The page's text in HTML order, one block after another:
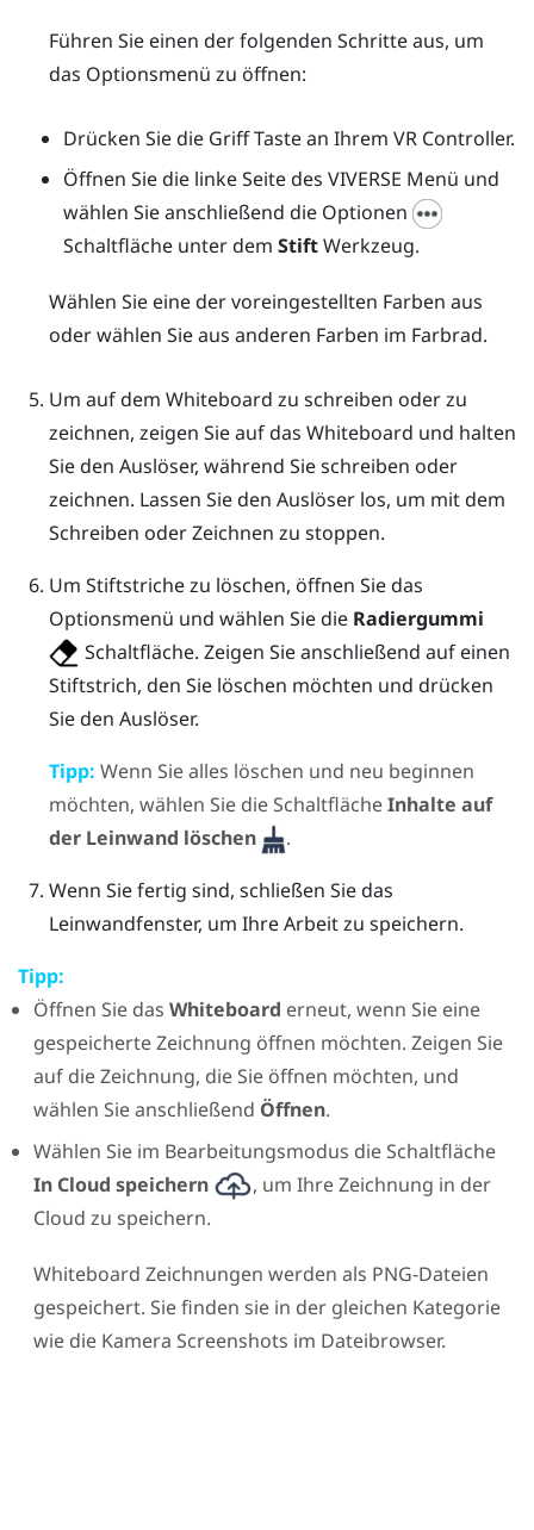
Führen Sie einen der folgenden Schritte aus, um
das Optionsmenü zu öffnen:
Drücken Sie die GriffTaste an Ihrem VR Controller.
Öffnen Sie die linke Seite desVIVERSE Menü und
wählen Sie anschließend die Optionen
Schaltfläche unter demStiftWerkzeug.
Wählen Sie eine der voreingestellten Farben aus
oder wählen Sie aus anderen Farben im Farbrad.
Um auf dem Whiteboard zu schreiben oder zu
zeichnen, zeigen Sie auf das Whiteboard und halten
Sie den Auslöser, während Sie schreiben oder
zeichnen. Lassen Sie den Auslöserlos, um mit dem
Schreiben oder Zeichnen zu stoppen.
Um Stiftstriche zu löschen, öffnen Sie das
Optionsmenü und wählen Sie die Radiergummi
Schaltfläche. Zeigen Sie anschließend auf einen
Stiftstrich, den Sie löschen möchten und drücken
Sie den Auslöser.
Tipp: Wenn Sie alles löschen und neu beginnen
möchten, wählen Sie die SchaltflächeInhalte auf
der Leinwand löschen
.
Wenn Sie fertig sind, schließen Sie das
Leinwandfenster, um Ihre Arbeit zu speichern.
Tipp:
Öffnen Sie das Whiteboard erneut, wenn Sie eine
gespeicherte Zeichnung öffnen möchten. Zeigen Sie
auf die Zeichnung, die Sie öffnen möchten, und
wählen Sie anschließend Öffnen.
Wählen Sie im Bearbeitungsmodus die Schaltfläche
In Cloud speichern
, um Ihre Zeichnung in der
Cloud zu speichern.
Whiteboard Zeichnungen werden als PNG-Dateien
gespeichert. Sie finden sie in der gleichen Kategorie
wie die Kamera Screenshots im Dateibrowser.